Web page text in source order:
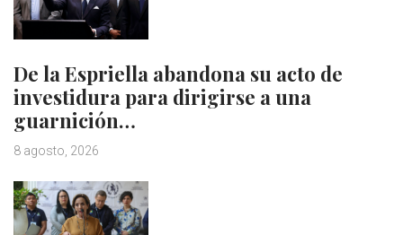
De la Espriella abandona su acto de
investidura para dirigirse a una
guarnición…
8 agosto, 2026